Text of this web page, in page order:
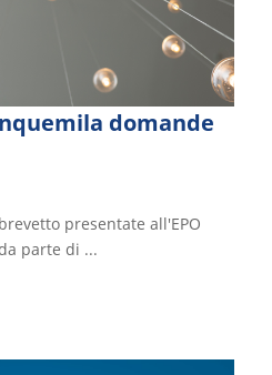
domande
presentate all'EPO
parte di ...